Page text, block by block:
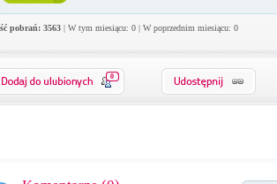
pobrań: 3563| W tym miesiącu: 0 | W poprzednim miesiącu: 0
0